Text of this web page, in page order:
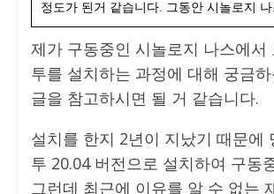
정도가 된거 같습니다. 그동안 시놀로지 나
제가 구동중인 시놀로지 나스에서
투를 설치하는 과정에 대해 궁금
글을 참고하시면 될 거 같습니다.
설치를 한지 2년이 지났기 때문에
투 20.04 버전으로 설치하여 구동
그런데 최근에 이유를 알 수 없는